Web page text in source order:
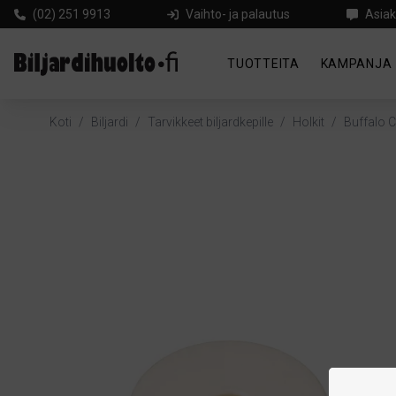
(02) 251 9913 Vaihto- ja palautus
TUOTTEITA KAMPANJA
Koti / Biljardi / Tarvikkeet biljardkepille / Holkit / Buffalo